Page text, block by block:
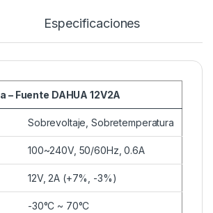
Especificaciones
– Fuente DAHUA 12V2A
Sobrevoltaje, Sobretemperatura
100~240V, 50/60Hz, 0.6A
12V, 2A (+7%, -3%)
-30°C ~ 70°C